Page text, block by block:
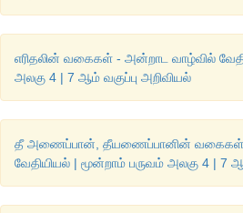
எரிதலின் வகைகள் - அன்றாட வாழ்வில்
அலகு 4 | 7 ஆம் வகுப்பு அறிவியல்
தீ அணைப்பான், தீயணைப்பானின் வகைகள்
வேதியியல் | மூன்றாம் பருவம் அலகு 4 | 7